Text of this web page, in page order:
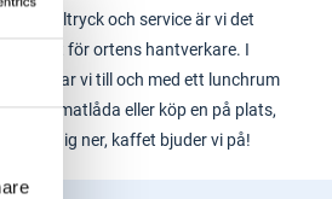
profiltryck och service är vi det
valet för ortens hantverkare. I
har vi till och med ett lunchrum
egen matlåda eller köp en på plats,
och slå dig ner, kaffet bjuder vi på!